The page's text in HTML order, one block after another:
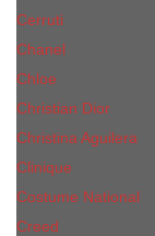
Cerruti
Сhanеl
Chloe
Christian Dior
Christina Aguilera
Сliniquе
Costume National
Creed